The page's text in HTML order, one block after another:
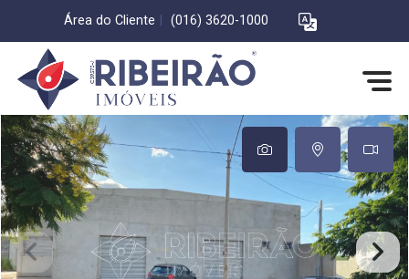
Área do Cliente (016) 3620-1000